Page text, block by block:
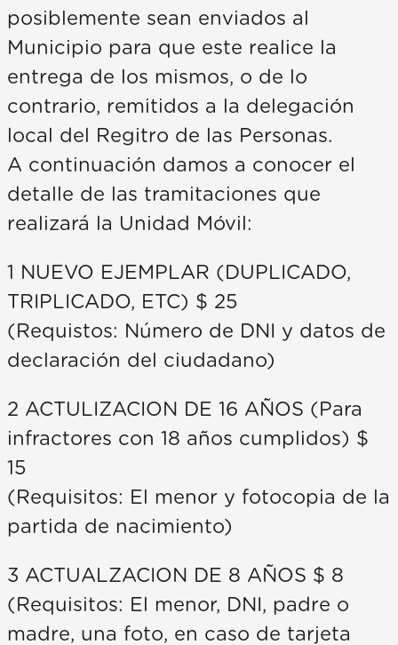
posiblemente sean enviados al
Municipio para que este realice la
entrega de los mismos, o de lo
contrario, remitidos a la delegación
local del Regitro de las Personas.
A continuación damos a conocer el
detalle de las tramitaciones que
realizará la Unidad Móvil:
1 NUEVO EJEMPLAR (DUPLICADO,
TRIPLICADO, ETC) $ 25
(Requistos: Número de DNI y datos de
declaración del ciudadano)
2 ACTULIZACION DE 16 AÑOS (Para
infractores con 18 años cumplidos) $
15
(Requisitos: El menor y fotocopia de la
partida de nacimiento)
3 ACTUALZACION DE 8 AÑOS $ 8
(Requisitos: El menor, DNI, padre o
madre, una foto, en caso de tarjeta